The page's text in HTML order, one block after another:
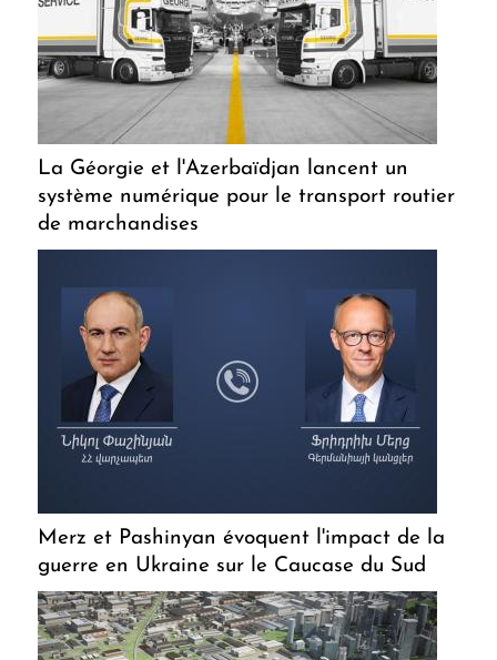
La Géorgie et l'Azerbaïdjan lancent un
système numérique pour le transport routier
de marchandises
Merz et Pashinyan évoquent l'impact de la
guerre en Ukraine sur le Caucase du Sud